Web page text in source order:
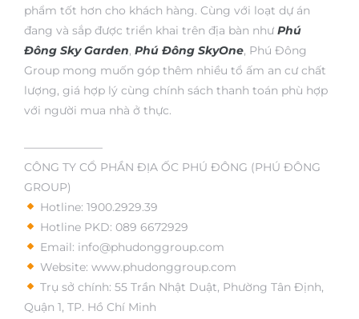
phẩm tốt hơn cho khách hàng. Cùng với loạt dự án
đang và sắp được triển khai trên địa bàn như Phú
Đông Sky Garden, Phú Đông SkyOne, Phú Đông
Group mong muốn góp thêm nhiều tổ ấm an cư chất
lượng, giá hợp lý cùng chính sách thanh toán phù hợp
với người mua nhà ở thực.
———————
CÔNG TY CỔ PHẦN ĐỊA ỐC PHÚ ĐÔNG (PHÚ ĐÔNG
GROUP)
Hotline: 1900.2929.39
Hotline PKD: 089 6672929
Email: info@phudonggroup.com
Website: www.phudonggroup.com
Trụ sở chính: 55 Trần Nhật Duật, Phường Tân Định,
Quận 1, TP. Hồ Chí Minh